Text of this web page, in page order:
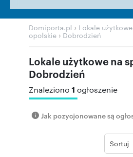
Domiporta.pl › Lokale
opolskie › Dobrodzień
Lokale użytkowe na
Dobrodzień
Znaleziono 1 ogłoszenie
Jak pozycjonowane są
Sortuj